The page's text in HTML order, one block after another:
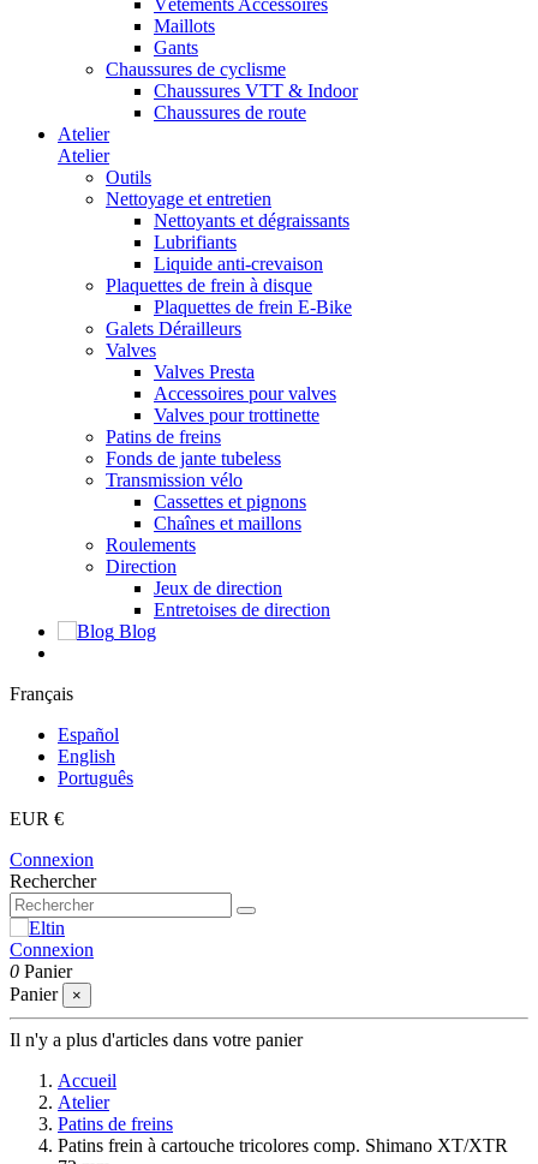
Vêtements Accessoires
Maillots
Gants
Chaussures de cyclisme
Chaussures VTT & Indoor
Chaussures de route
Atelier
Atelier
Outils
Nettoyage et entretien
Nettoyants et dégraissants
Lubrifiants
Liquide anti-crevaison
Plaquettes de frein à disque
Plaquettes de frein E-Bike
Galets Dérailleurs
Valves
Valves Presta
Accessoires pour valves
Valves pour trottinette
Patins de freins
Fonds de jante tubeless
Transmission vélo
Cassettes et pignons
Chaînes et maillons
Roulements
Direction
Jeux de direction
Entretoises de direction
Blog
Français
Español
English
Português
EUR €
Connexion
Rechercher
Connexion
0 Panier
Panier
×
Il n'y a plus d'articles dans votre panier
Accueil
Atelier
Patins de freins
Patins frein à cartouche tricolores comp. Shimano XT/XTR